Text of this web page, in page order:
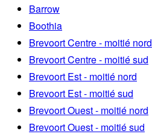
Barrow
Boothia
Brevoort Centre - moitié nord
Brevoort Centre - moitié sud
Brevoort Est - moitié nord
Brevoort Est - moitié sud
Brevoort Ouest - moitié nord
Brevoort Ouest - moitié sud